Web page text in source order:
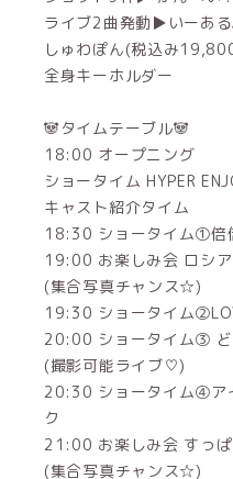
ライブ2曲発動▶︎いーあ
しゅわぽん(税込み
全身キーホルダー
🐼タイムテーブル🐼
18:00 オープニング
ショータイム HYPER
キャスト紹介タイム
18:30 ショータイム①倍
19:00 お楽しみ会 ロシア
(集合写真チャンス☆)
19:30 ショータイム
20:00 ショータイム③ ど
(撮影可能ライブ♡)
20:30 ショータイム④ア
ク
21:00 お楽しみ会 すっ
(集合写真チャンス☆)